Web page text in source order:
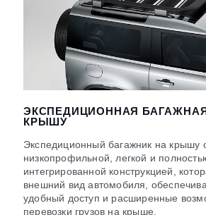
ЭКСПЕДИЦИОННАЯ
КРЫШУ
Экспедиционный багажник на крышу
низкопрофильной, легкой и
интегрированной конструкцией,
внешний вид автомобиля,
удобный доступ и расширенные
перевозки грузов на крыше.